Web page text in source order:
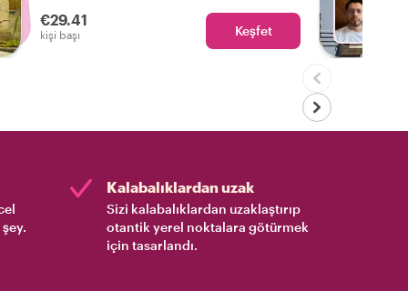
- istekleriniz bizim için emirdir!
€29.41
kişi başı Keşfet
Kalabalıklardan uzak
Sizi kalabalıklardan uzaklaştırıp
otantik yerel noktalara götürmek
için tasarlandı.